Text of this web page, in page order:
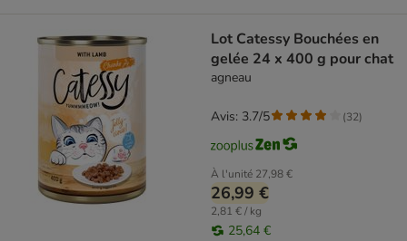
Lot Catessy Bouchées en
gelée 24 x 400 g pour chat
agneau
À l'unité 27,98 €
26,99 €
2,81 € / kg
25,64 €
Avis: 3.7/5 (32)